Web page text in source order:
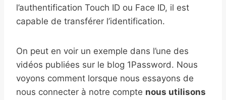
l’authentification Touch ID ou Face ID, il est
capable de transférer l’identification.
On peut en voir un exemple dans l’une des
vidéos publiées sur le blog 1Password. Nous
voyons comment lorsque nous essayons de
nous connecter à notre compte nous utilisons